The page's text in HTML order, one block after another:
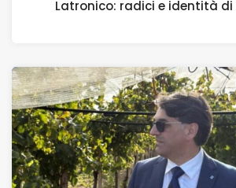
Latronico: radici e identità di